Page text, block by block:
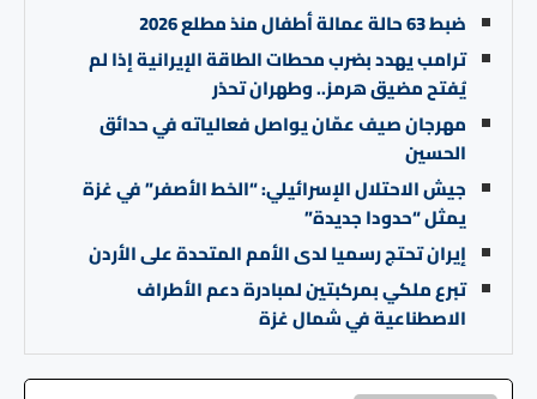
ضبط 63 حالة عمالة أطفال منذ مطلع 2026
ترامب يهدد بضرب محطات الطاقة الإيرانية إذا لم
يُفتح مضيق هرمز.. وطهران تحذر
مهرجان صيف عمّان يواصل فعالياته في حدائق
الحسين
جيش الاحتلال الإسرائيلي: “الخط الأصفر” في غزة
يمثل “حدودا جديدة”
إيران تحتج رسميا لدى الأمم المتحدة على الأردن
تبرع ملكي بمركبتين لمبادرة دعم الأطراف
الاصطناعية في شمال غزة